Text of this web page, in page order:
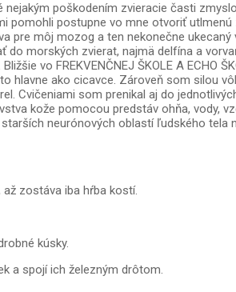
poškodením zvieracie časti
pomohli postupne vo mne otvoriť
pre môj mozog a ten nekonečne
do morských zvierat, najmä delfína a
vo FREKVENČNEJ ŠKOLE A ECHO
ako cicavce. Zároveň som silou
Cvičeniami som prenikal aj do
kože pomocou predstáv ohňa,
neurónových oblastí ľudského
zostáva iba hŕba kostí.
kúsky.
a spojí ich železným drôtom.